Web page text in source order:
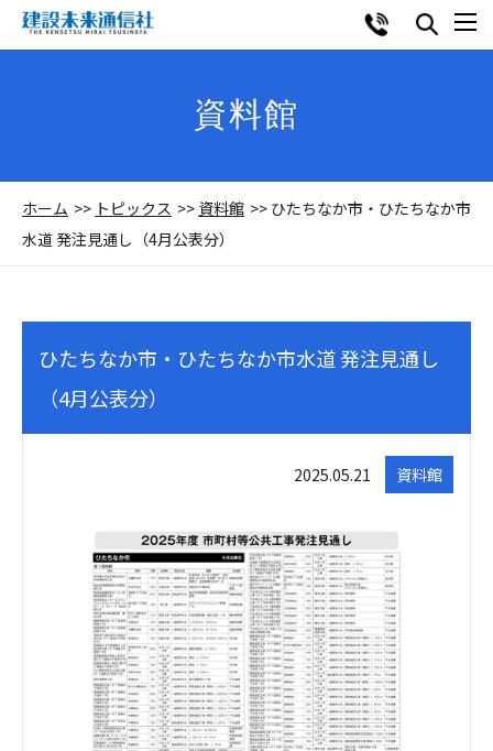
資料館
ホーム トピックス 資料館
ひたちなか市・ひたちなか市
水道 発注見通し（4月公表分）
ひたちなか市・ひたちなか市水道 発注見通し
（4月公表分）
2025.05.21 資料館